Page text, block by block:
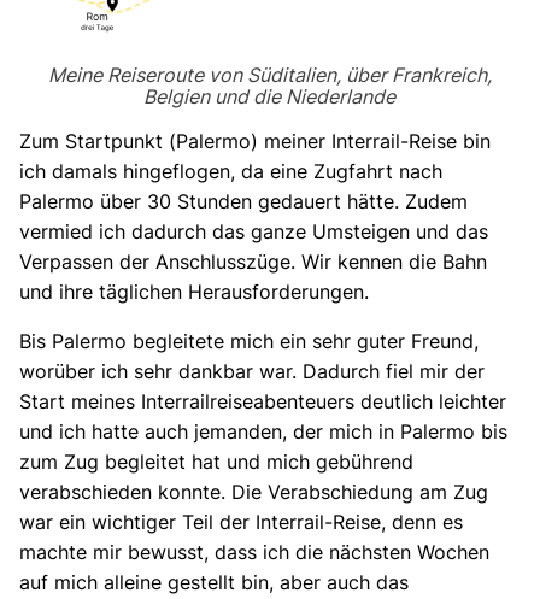
Meine Reiseroute von Süditalien, über Frankreich,
Belgien und die Niederlande
Zum Startpunkt (Palermo) meiner Interrail-Reise bin
ich damals hingeflogen, da eine Zugfahrt nach
Palermo über 30 Stunden gedauert hätte. Zudem
vermied ich dadurch das ganze Umsteigen und das
Verpassen der Anschlusszüge. Wir kennen die Bahn
und ihre täglichen Herausforderungen.
Bis Palermo begleitete mich ein sehr guter Freund,
worüber ich sehr dankbar war. Dadurch fiel mir der
Start meines Interrailreiseabenteuers deutlich leichter
und ich hatte auch jemanden, der mich in Palermo bis
zum Zug begleitet hat und mich gebührend
verabschieden konnte. Die Verabschiedung am Zug
war ein wichtiger Teil der Interrail-Reise, denn es
machte mir bewusst, dass ich die nächsten Wochen
auf mich alleine gestellt bin, aber auch das